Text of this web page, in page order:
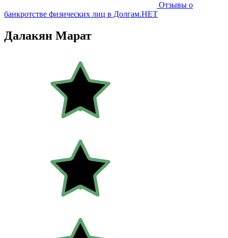
Отзывы о
банкротстве физических лиц в Долгам.НЕТ
Далакян Марат